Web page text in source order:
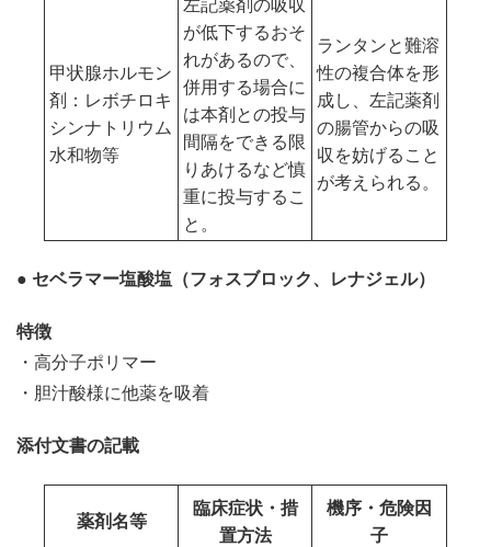
甲状腺ホルモン
剤：レボチロキ
シンナトリウム
水和物等
左記薬剤の吸収
が低下するおそ
れがあるので、
併用する場合に
は本剤との投与
間隔をできる限
りあけるなど慎
重に投与するこ
と。
ランタンと難溶
性の複合体を形
成し、左記薬剤
の腸管からの吸
収を妨げること
が考えられる。
● セベラマー塩酸塩（フォスブロック、レナジェル）
特徴
・高分子ポリマー
・胆汁酸様に他薬を吸着
添付文書の記載
薬剤名等
臨床症状・措
置方法
機序・危険因
子